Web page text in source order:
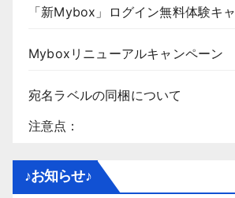
「新Mybox」ログイン無料体験キ
Myboxリニューアルキャンペーン
宛名ラベルの同梱について
注意点：
♪お知らせ♪